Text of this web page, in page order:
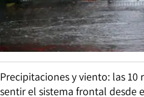
Precipitaciones y viento: las
sentir el sistema frontal desde